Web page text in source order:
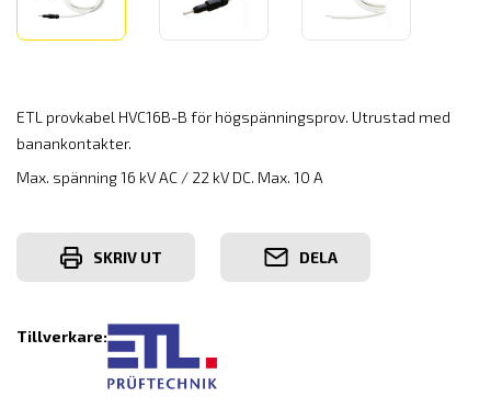
ETL provkabel HVC16B-B för högspänningsprov. Utrustad med
banankontakter.
Max. spänning 16 kV AC / 22 kV DC. Max. 10 A
SKRIV UT DELA
Tillverkare: